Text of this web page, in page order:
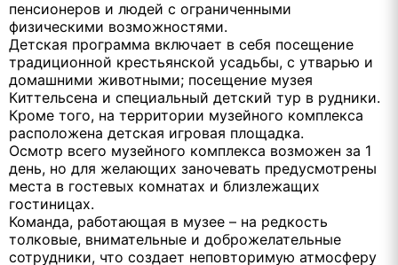
пенсионеров и людей с ограниченными
физическими возможностями.
Детская программа включает в себя посещение
традиционной крестьянской усадьбы, с утварью и
домашними животными; посещение музея
Киттельсена и специальный детский тур в рудники.
Кроме того, на территории музейного комплекса
расположена детская игровая площадка.
Осмотр всего музейного комплекса возможен за 1
день, но для желающих заночевать предусмотрены
места в гостевых комнатах и близлежащих
гостиницах.
Команда, работающая в музее – на редкость
толковые, внимательные и доброжелательные
сотрудники, что создает неповторимую атмосферу